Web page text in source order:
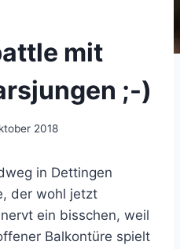
mit
;-)
2018
in Dettingen
der wohl jetzt
ein bisschen, weil
Balkontüre spielt